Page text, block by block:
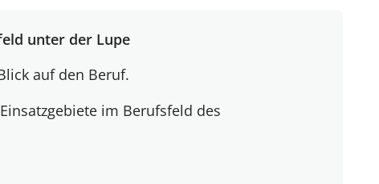
unter der Lupe
auf den Beruf.
im Berufsfeld des